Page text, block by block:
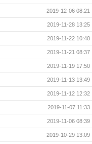
2019-12-06 08:21
2019-11-28 13:25
2019-11-22 10:40
2019-11-21 08:37
2019-11-19 17:50
2019-11-13 13:49
2019-11-12 12:32
2019-11-07 11:33
2019-11-06 08:39
2019-10-29 13:09